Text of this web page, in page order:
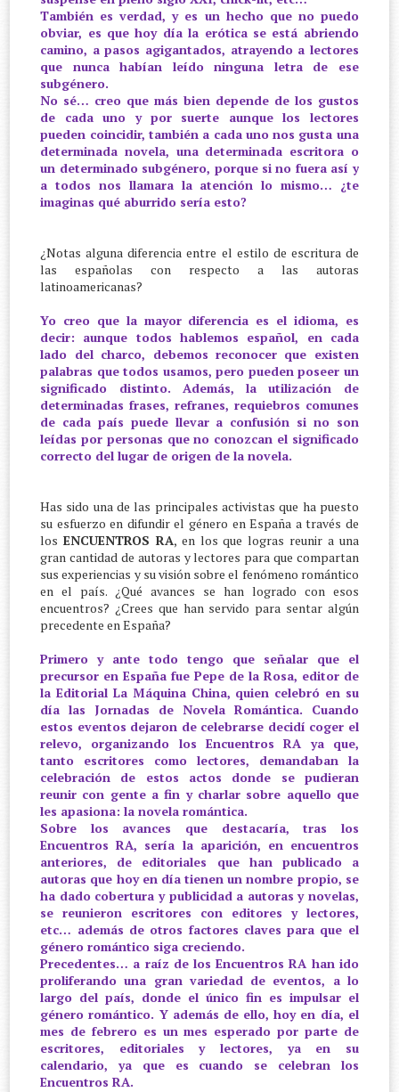
También es verdad, y es un hecho que no puedo
obviar, es que hoy día la erótica se está abriendo
camino, a pasos agigantados, atrayendo a lectores
que nunca habían leído ninguna letra de ese
subgénero.
No sé… creo que más bien depende de los gustos
de cada uno y por suerte aunque los lectores
pueden coincidir, también a cada uno nos gusta una
determinada novela, una determinada escritora o
un determinado subgénero, porque si no fuera así y
a todos nos llamara la atención lo mismo… ¿te
imaginas qué aburrido sería esto?
¿Notas alguna diferencia entre el estilo de escritura de
las españolas con respecto a las autoras
latinoamericanas?
Yo creo que la mayor diferencia es el idioma, es
decir: aunque todos hablemos español, en cada
lado del charco, debemos reconocer que existen
palabras que todos usamos, pero pueden poseer un
significado distinto. Además, la utilización de
determinadas frases, refranes, requiebros comunes
de cada país puede llevar a confusión si no son
leídas por personas que no conozcan el significado
correcto del lugar de origen de la novela.
Has sido una de las principales activistas que ha puesto
su esfuerzo en difundir el género en España a través de
losENCUENTROS RA, en los que logras reunir a una
gran cantidad de autoras y lectores para que compartan
sus experiencias y su visión sobre el fenómeno romántico
en el país. ¿Qué avances se han logrado con esos
encuentros? ¿Crees que han servido para sentar algún
precedente en España?
Primero y ante todo tengo que señalar que el
precursor en España fue Pepe de la Rosa, editor de
la Editorial La Máquina China, quien celebró en su
día las Jornadas de Novela Romántica. Cuando
estos eventos dejaron de celebrarse decidí coger el
relevo, organizando los Encuentros RA ya que,
tanto escritores como lectores, demandaban la
celebración de estos actos donde se pudieran
reunir con gente a fin y charlar sobre aquello que
les apasiona: la novela romántica.
Sobre los avances que destacaría, tras los
Encuentros RA, sería la aparición, en encuentros
anteriores, de editoriales que han publicado a
autoras que hoy en día tienen un nombre propio, se
ha dado cobertura y publicidad a autoras y novelas,
se reunieron escritores con editores y lectores,
etc… además de otros factores claves para que el
género romántico siga creciendo.
Precedentes… a raíz de los Encuentros RA han ido
proliferando una gran variedad de eventos, a lo
largo del país, donde el único fin es impulsar el
género romántico. Y además de ello, hoy en día, el
mes de febrero es un mes esperado por parte de
escritores, editoriales y lectores, ya en su
calendario, ya que es cuando se celebran los
Encuentros RA.